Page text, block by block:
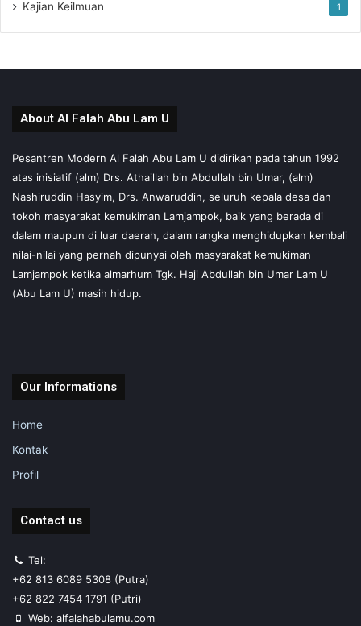
Kajian Keilmuan 1
About Al Falah Abu Lam U
Pesantren Modern Al Falah Abu Lam U didirikan pada tahun 1992
atas inisiatif (alm) Drs. Athaillah bin Abdullah bin Umar, (alm)
Nashiruddin Hasyim, Drs. Anwaruddin, seluruh kepala desa dan
tokoh masyarakat kemukiman Lamjampok, baik yang berada di
dalam maupun di luar daerah, dalam rangka menghidupkan kembali
nilai-nilai yang pernah dipunyai oleh masyarakat kemukiman
Lamjampok ketika almarhum Tgk. Haji Abdullah bin Umar Lam U
(Abu Lam U) masih hidup.
Our Informations
Home
Kontak
Profil
Contact us
Tel:
+62 813 6089 5308 (Putra)
+62 822 7454 1791 (Putri)
Web: alfalahabulamu.com